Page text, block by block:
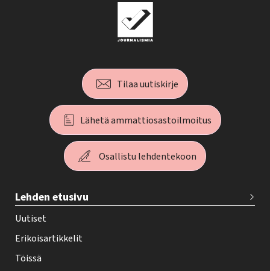
Tilaa uutiskirje
Lähetä ammattiosastoilmoitus
Osallistu lehdentekoon
e
h
y
-
Lehden etusivu
Uutiset
Erikoisartikkelit
Töissä